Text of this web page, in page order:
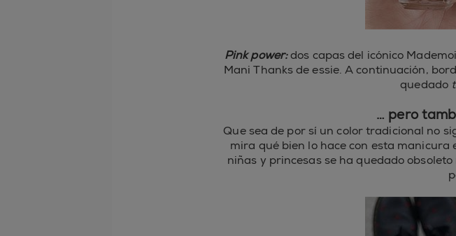
Pink power:dos capas del icónico
Mani Thanks de essie. A continuación,
quedado
… pero
Que sea de por sí un color tradicional no
mira qué bien lo hace con esta manicura
niñas y princesas se ha quedado